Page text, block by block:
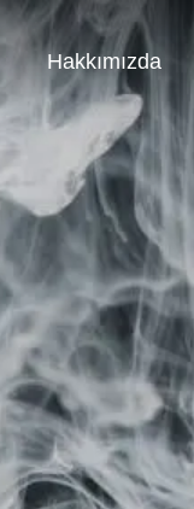
Hakkımızda